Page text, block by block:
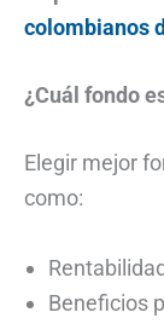
colombianos
¿Cuál fondo
Elegir mejor
como:
Rentabilidad
Beneficios